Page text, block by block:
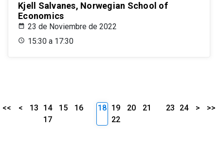
Kjell Salvanes, Norwegian School of
Economics
23 de Noviembre de 2022
15:30 a 17:30
<< < 13 14 15
16
17
18 19 20
21
22
23 24 > >>